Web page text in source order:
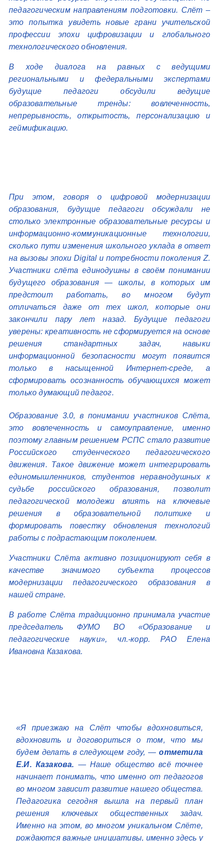
педагогическим направлениям подготовки. Слёт –
это попытка увидеть новые грани учительской
профессии эпохи цифровизации и глобального
технологического обновления.
В ходе диалога на равных с ведущими
региональными и федеральными экспертами
будущие педагоги обсудили ведущие
образовательные тренды: вовлеченность,
непрерывность, открытость, персонализацию и
геймификацию.
При этом, говоря о цифровой модернизации
образования, будущие педагоги обсуждали не
столько электронные образовательные ресурсы и
информационно-коммуникационные технологии,
сколько пути изменения школьного уклада в ответ
на вызовы эпохи Digital и потребности поколения Z.
Участники слёта единодушны в своём понимании
будущего образования — школы, в которых им
предстоит работать, во многом будут
отличаться даже от тех школ, которые они
закончили пару лет назад. Будущие педагоги
уверены: креативность не сформируется на основе
решения стандартных задач, навыки
информационной безопасности могут появится
только в насыщенной Интернет-среде, а
сформировать осознанность обучающихся может
только думающий педагог.
Образование 3.0, в понимании участников Слёта,
это вовлеченность и самоуправление, именно
поэтому главным решением РСПС стало развитие
Российского студенческого педагогического
движения. Такое движение может интегрировать
единомышленников, студентов неравнодушных к
судьбе российского образования, позволит
педагогической молодежи влиять на ключевые
решения в образовательной политике и
формировать повестку обновления технологий
работы с подрастающим поколением.
Участники Слёта активно позиционируют себя в
качестве значимого субъекта процессов
модернизации педагогического образования в
нашей стране.
В работе Слёта традиционно принимала участие
председатель ФУМО ВО «Образование и
педагогические науки», чл.-корр. РАО Елена
Ивановна Казакова.
«Я приезжаю на Слёт чтобы вдохновиться,
вдохновить и договориться о том, что мы
будем делать в следующем году, —отметила
Е.И. Казакова. — Наше общество всё точнее
начинает понимать, что именно от педагогов
во многом зависит развитие нашего общества.
Педагогика сегодня вышла на первый план
решения ключевых общественных задач.
Именно на этом, во многом уникальном Слёте,
рождаются важные инициативы, именно здесь у